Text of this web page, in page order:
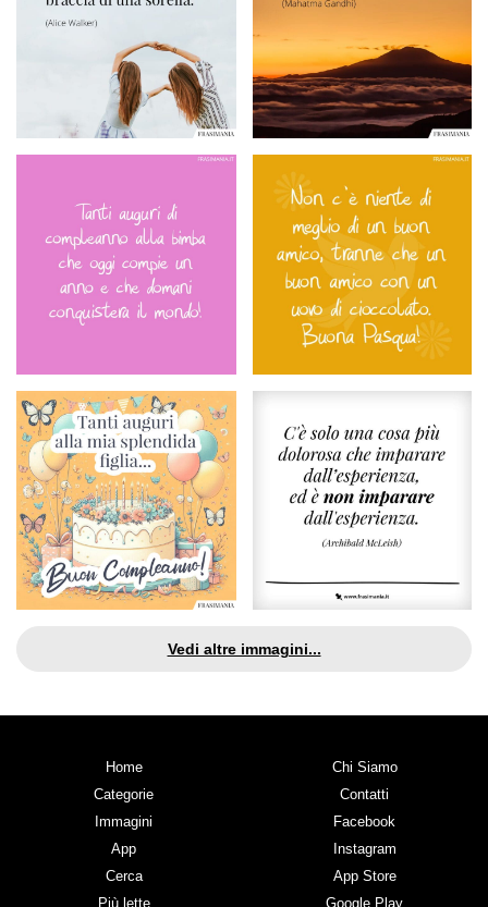
Vedi altre immagini...
Home
Categorie
Immagini
App
Cerca
Più lette
Chi Siamo
Contatti
Facebook
Instagram
App Store
Google Play